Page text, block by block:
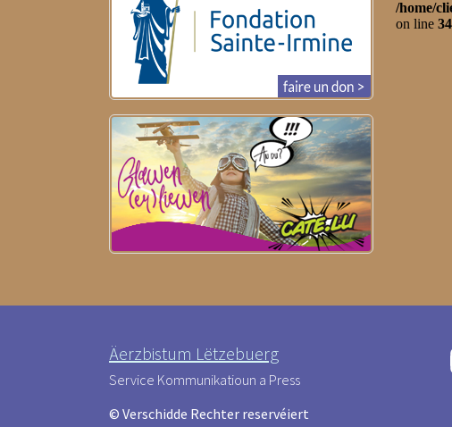
Äerzbistum Lëtzebuerg
Service Kommunikatioun a Press
© Verschidde Rechter reservéiert